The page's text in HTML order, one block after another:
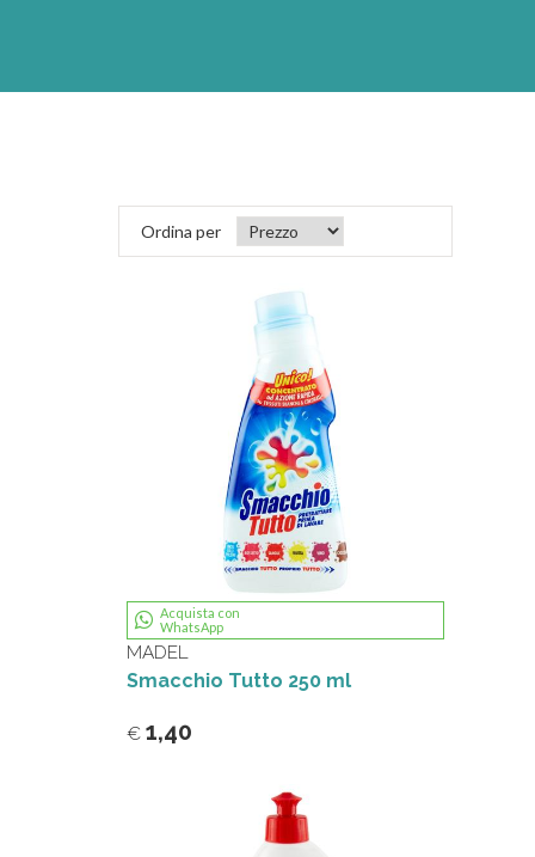
Ordina per
Acquista con
WhatsApp
MADEL
Smacchio Tutto 250 ml
€ 1,40